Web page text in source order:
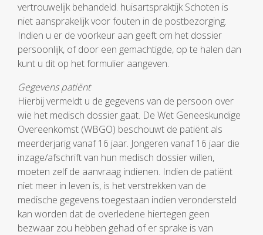
vertrouwelijk behandeld. huisartspraktijk Schoten is
niet aansprakelijk voor fouten in de postbezorging.
Indien u er de voorkeur aan geeft om het dossier
persoonlijk, of door een gemachtigde, op te halen dan
kunt u dit op het formulier aangeven.
Gegevens patiënt
Hierbij vermeldt u de gegevens van de persoon over
wie het medisch dossier gaat. De Wet Geneeskundige
Overeenkomst (WBGO) beschouwt de patiënt als
meerderjarig vanaf 16 jaar. Jongeren vanaf 16 jaar die
inzage/afschrift van hun medisch dossier willen,
moeten zelf de aanvraag indienen. Indien de patiënt
niet meer in leven is, is het verstrekken van de
medische gegevens toegestaan indien verondersteld
kan worden dat de overledene hiertegen geen
bezwaar zou hebben gehad of er sprake is van